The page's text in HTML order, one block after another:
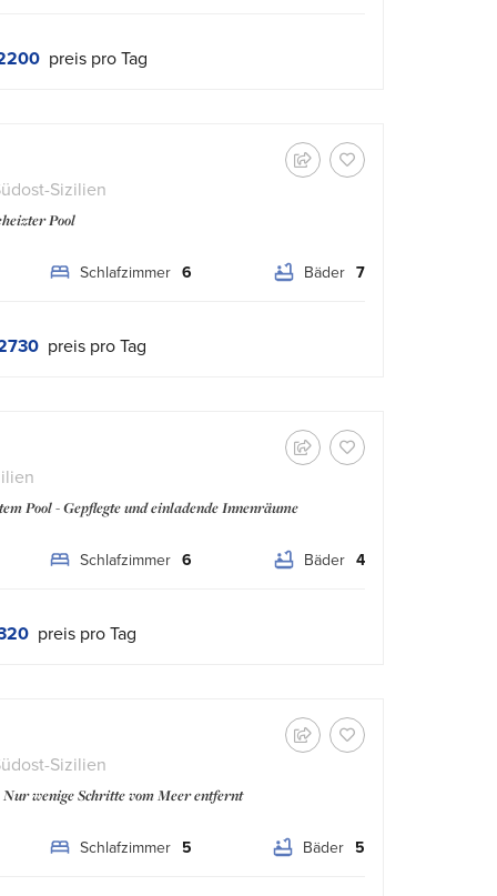
preis pro Tag
Sizilien
Pool
Schlafzimmer 6 Bäder 7
preis pro Tag
Pool - Gepflegte und einladende Innenräume
Schlafzimmer 6 Bäder 4
preis pro Tag
Sizilien
wenige Schritte vom Meer entfernt
Schlafzimmer 5 Bäder 5